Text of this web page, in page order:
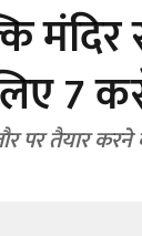
मंदिर
7
पर तैयार करने